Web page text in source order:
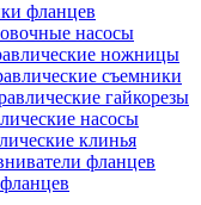
фланцев
насосы
ножницы
съемники
гайкорезы
насосы
клинья
фланцев